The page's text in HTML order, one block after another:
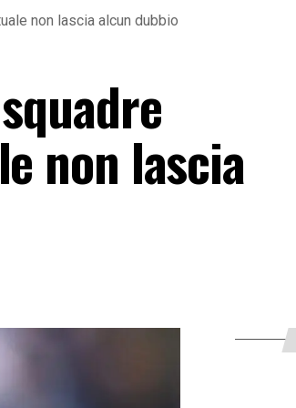
non lascia alcun dubbio
non lascia